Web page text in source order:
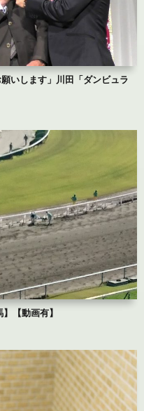
いします」川田「ダンビュラ
【動画有】